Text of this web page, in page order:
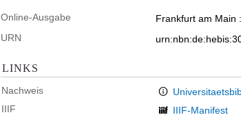
Online-Ausgabe
Frankfurt am Main
URN
LINKS
Nachweis
IIIF
IIIF-Manifest